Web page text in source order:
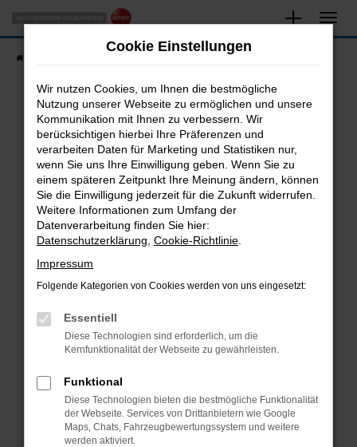
Zum
Hauptinhalt
springen
Fahrzeugsuche
Fehler: Network Error
Beim Laden ist ein Fehler aufgetreten.
Hier sind ein paar Tipps, die dir helfen können:
Überprüfe deine Firewall und deine
Internetverbindung.
Laden andere Webseiten, zum Beispiel deine
Suchmaschine?
Prüfe deine Browsererweiterungen.
können das Laden bestimmter Seiten
verhindern. Funktioniert die Seite in einem
anderen Browser oder in einem privaten
Starte dein Gerät neu.
Das kann manchmal helfen, vorübergehende
Probleme zu beheben.
Cookie Einstellungen
Wir nutzen Cookies, um Ihnen die bestmögliche
Nutzung unserer Webseite zu ermöglichen und unsere
Kommunikation mit Ihnen zu verbessern. Wir
berücksichtigen hierbei Ihre Präferenzen und
verarbeiten Daten für Marketing und Statistiken nur,
wenn Sie uns Ihre Einwilligung geben. Wenn Sie zu
einem späteren Zeitpunkt Ihre Meinung ändern, können
Sie die Einwilligung jederzeit für die Zukunft widerrufen.
Weitere Informationen zum Umfang der
Datenverarbeitung finden Sie hier:
Datenschutzerklärung Cookie-Richtlinie
Impressum
Folgende Kategorien von Cookies werden von uns eingesetzt:
Essentiell
Diese Technologien sind erforderlich, um die
Kernfunktionalität der Webseite zu gewährleisten.
Funktional
Diese Technologien bieten die bestmögliche Funktionalität
der Webseite. Services von Drittanbietern wie Google
Maps, Chats, Fahrzeugbewertungssystem und weitere
werden aktiviert.